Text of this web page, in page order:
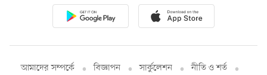
আমাদের সম্পর্কে বিজ্ঞাপন সার্কুলেশন
নীতি ও শর্ত